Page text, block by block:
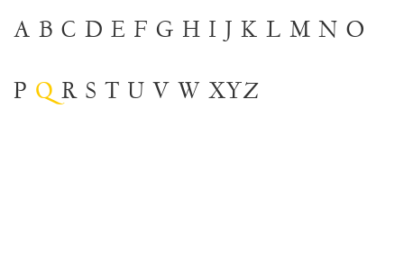
A B C D E F G H I J K L M N O
P Q R S T U V W XYZ